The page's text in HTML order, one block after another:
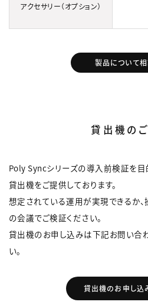
アクセサリー（オプション）
製品について
貸出機の
Poly Syncシリーズの導入前検証を
貸出機をご提供しております。
想定されている運用が実現できるか
の会議でご検証ください。
貸出機のお申し込みは下記お問い合
い。
貸出機のお申し込